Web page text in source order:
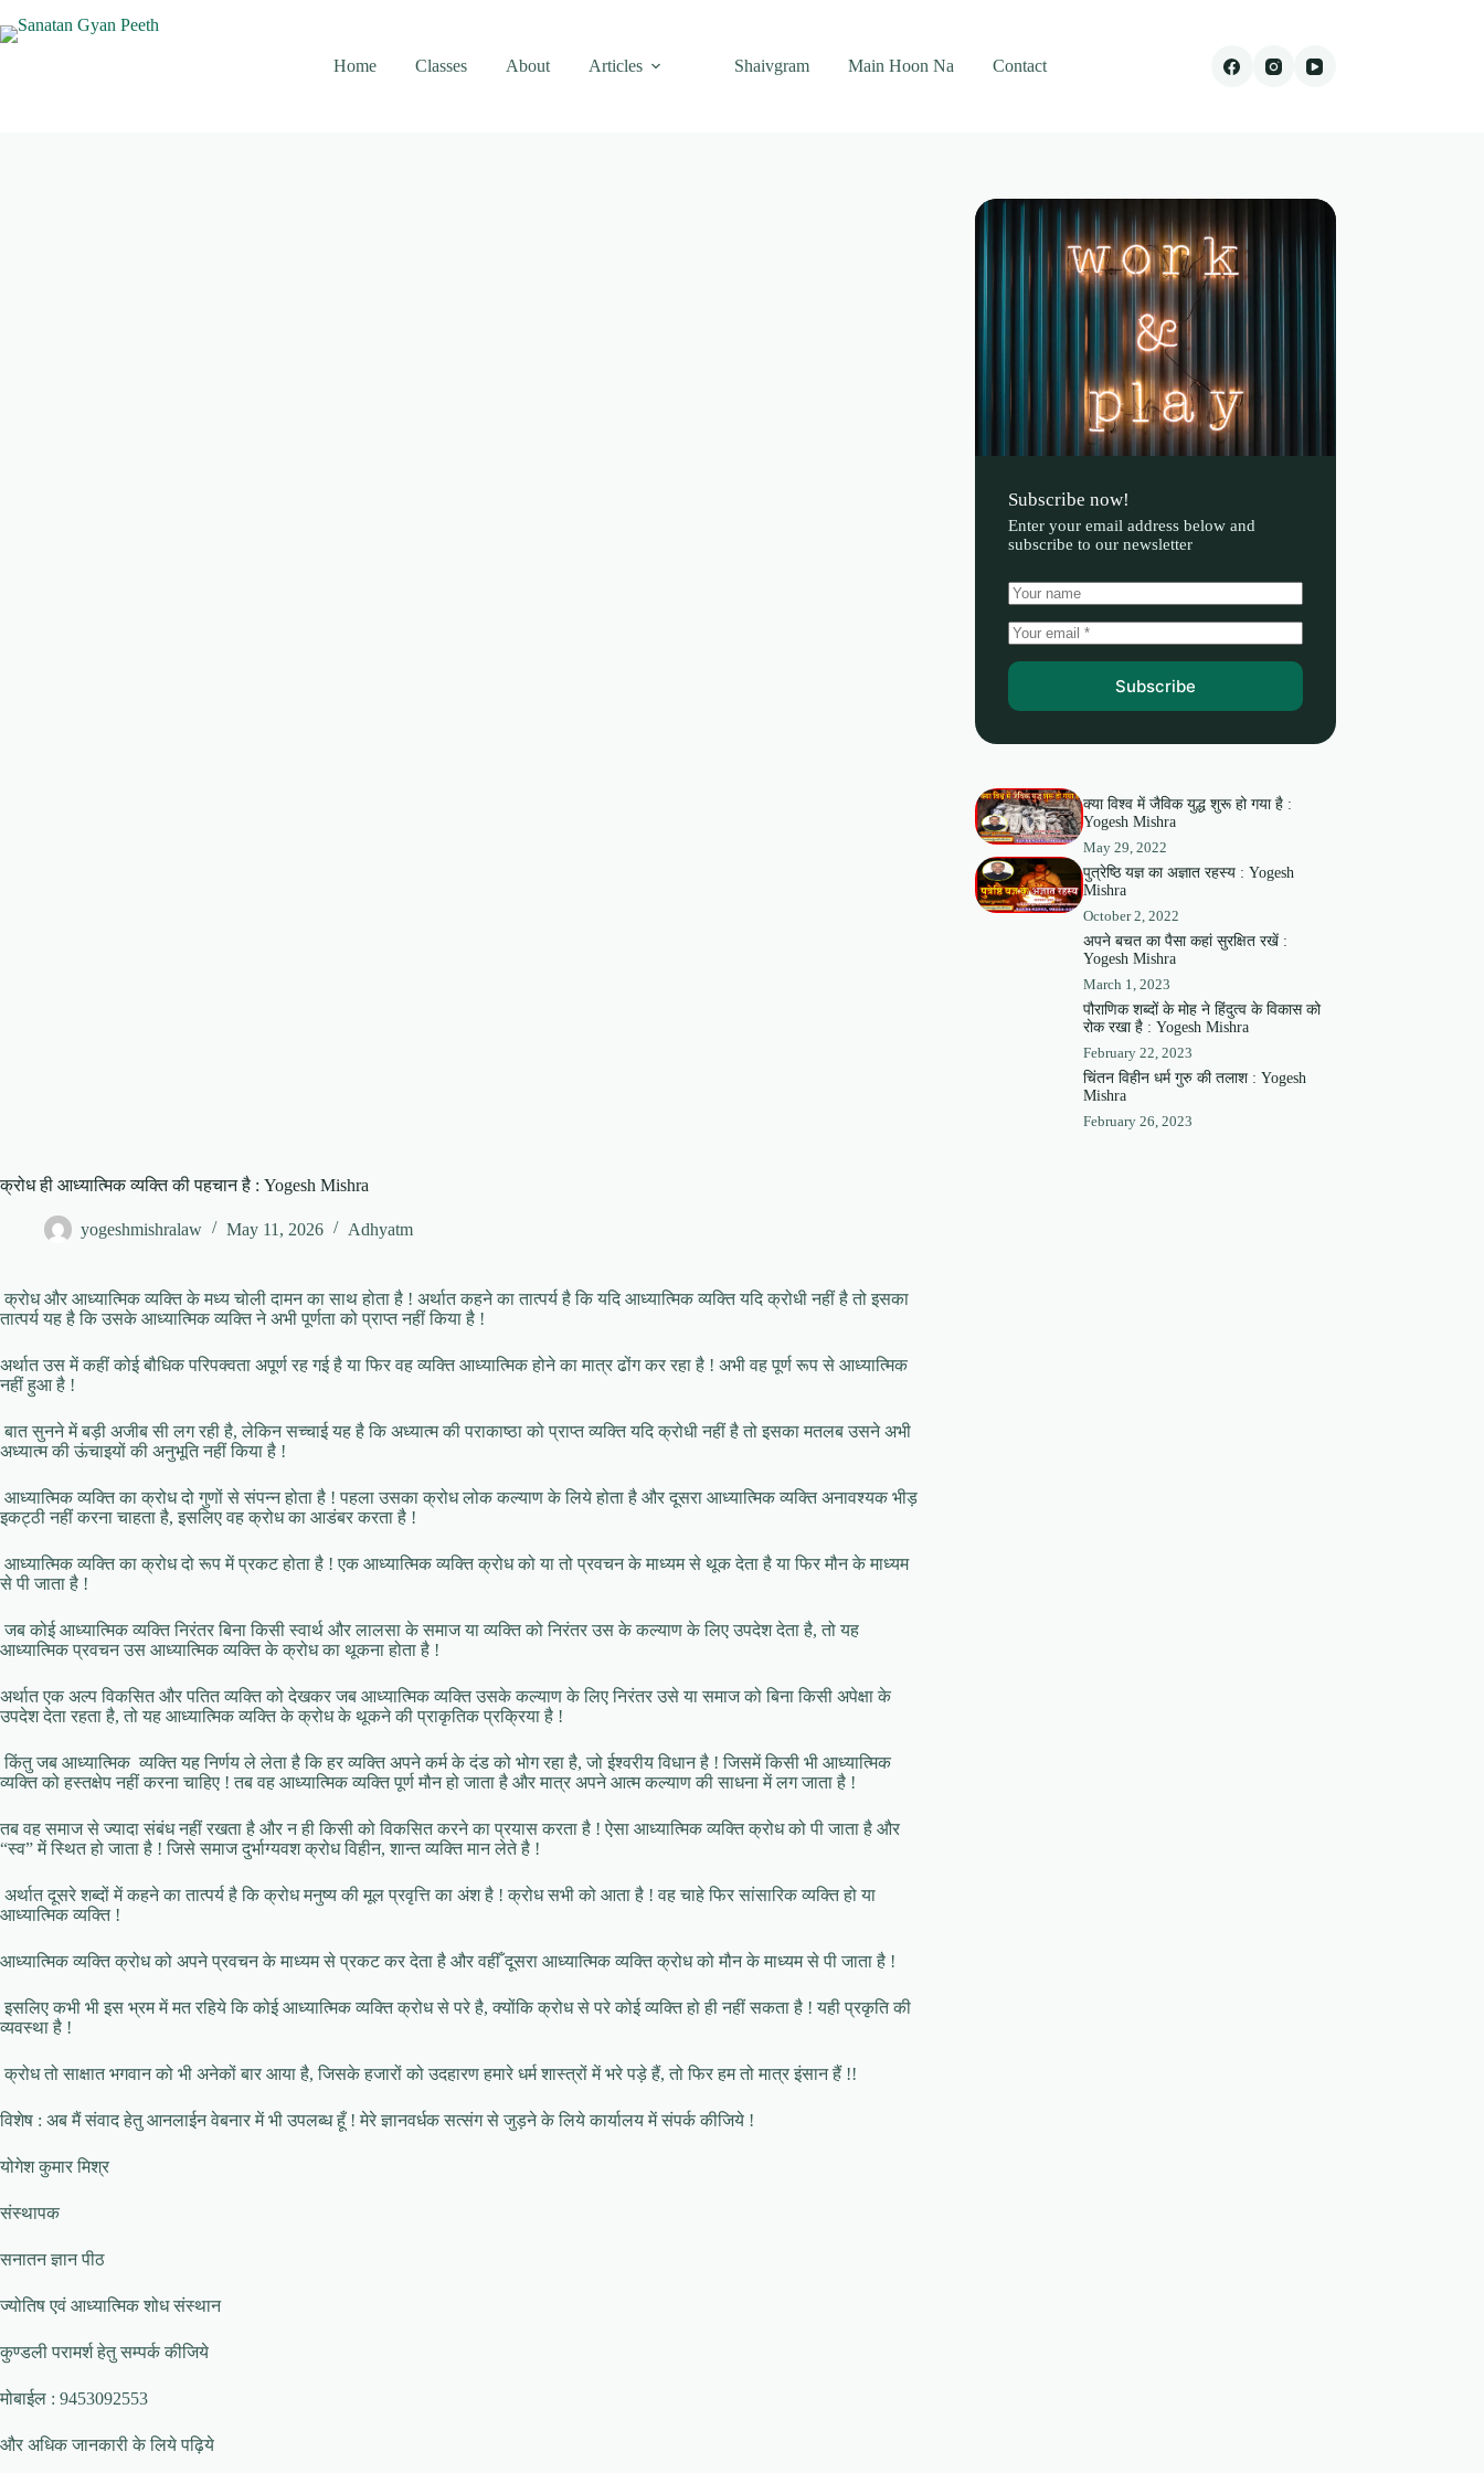
to
content
Home
Classes About Articles Shaivgram Main Hoon Na Contact
क्रोध ही आध्यात्मिक व्यक्ति की पहचान है : Yogesh Mishra
yogeshmishralaw May 11, 2026 Adhyatm
क्रोध और आध्यात्मिक व्यक्ति के मध्य चोली दामन का साथ होता है ! अर्थात कहने का तात्पर्य है कि यदि आध्यात्मिक व्यक्ति यदि क्रोधी नहीं है तो इसका
तात्पर्य यह है कि उसके आध्यात्मिक व्यक्ति ने अभी पूर्णता को प्राप्त नहीं किया है !
अर्थात उस में कहीं कोई बौधिक परिपक्वता अपूर्ण रह गई है या फिर वह व्यक्ति आध्यात्मिक होने का मात्र ढोंग कर रहा है ! अभी वह पूर्ण रूप से आध्यात्मिक
नहीं हुआ है !
बात सुनने में बड़ी अजीब सी लग रही है, लेकिन सच्चाई यह है कि अध्यात्म की पराकाष्ठा को प्राप्त व्यक्ति यदि क्रोधी नहीं है तो इसका मतलब उसने अभी
अध्यात्म की ऊंचाइयों की अनुभूति नहीं किया है !
आध्यात्मिक व्यक्ति का क्रोध दो गुणों से संपन्न होता है ! पहला उसका क्रोध लोक कल्याण के लिये होता है और दूसरा आध्यात्मिक व्यक्ति अनावश्यक भीड़
इकट्ठी नहीं करना चाहता है, इसलिए वह क्रोध का आडंबर करता है !
आध्यात्मिक व्यक्ति का क्रोध दो रूप में प्रकट होता है ! एक आध्यात्मिक व्यक्ति क्रोध को या तो प्रवचन के माध्यम से थूक देता है या फिर मौन के माध्यम
से पी जाता है !
जब कोई आध्यात्मिक व्यक्ति निरंतर बिना किसी स्वार्थ और लालसा के समाज या व्यक्ति को निरंतर उस के कल्याण के लिए उपदेश देता है, तो यह
आध्यात्मिक प्रवचन उस आध्यात्मिक व्यक्ति के क्रोध का थूकना होता है !
अर्थात एक अल्प विकसित और पतित व्यक्ति को देखकर जब आध्यात्मिक व्यक्ति उसके कल्याण के लिए निरंतर उसे या समाज को बिना किसी अपेक्षा के
उपदेश देता रहता है, तो यह आध्यात्मिक व्यक्ति के क्रोध के थूकने की प्राकृतिक प्रक्रिया है !
किंतु जब आध्यात्मिक व्यक्ति यह निर्णय ले लेता है कि हर व्यक्ति अपने कर्म के दंड को भोग रहा है, जो ईश्वरीय विधान है ! जिसमें किसी भी आध्यात्मिक
व्यक्ति को हस्तक्षेप नहीं करना चाहिए ! तब वह आध्यात्मिक व्यक्ति पूर्ण मौन हो जाता है और मात्र अपने आत्म कल्याण की साधना में लग जाता है !
तब वह समाज से ज्यादा संबंध नहीं रखता है और न ही किसी को विकसित करने का प्रयास करता है ! ऐसा आध्यात्मिक व्यक्ति क्रोध को पी जाता है और
“स्व” में स्थित हो जाता है ! जिसे समाज दुर्भाग्यवश क्रोध विहीन, शान्त व्यक्ति मान लेते है !
अर्थात दूसरे शब्दों में कहने का तात्पर्य है कि क्रोध मनुष्य की मूल प्रवृत्ति का अंश है ! क्रोध सभी को आता है ! वह चाहे फिर सांसारिक व्यक्ति हो या
आध्यात्मिक व्यक्ति !
आध्यात्मिक व्यक्ति क्रोध को अपने प्रवचन के माध्यम से प्रकट कर देता है और वहीँ दूसरा आध्यात्मिक व्यक्ति क्रोध को मौन के माध्यम से पी जाता है !
इसलिए कभी भी इस भ्रम में मत रहिये कि कोई आध्यात्मिक व्यक्ति क्रोध से परे है, क्योंकि क्रोध से परे कोई व्यक्ति हो ही नहीं सकता है ! यही प्रकृति की
व्यवस्था है !
क्रोध तो साक्षात भगवान को भी अनेकों बार आया है, जिसके हजारों को उदहारण हमारे धर्म शास्त्रों में भरे पड़े हैं, तो फिर हम तो मात्र इंसान हैं !!
विशेष : अब मैं संवाद हेतु आनलाईन वेबनार में भी उपलब्ध हूँ ! मेरे ज्ञानवर्धक सत्संग से जुड़ने के लिये कार्यालय में संपर्क कीजिये !
योगेश कुमार मिश्र
संस्थापक
सनातन ज्ञान पीठ
ज्योतिष एवं आध्यात्मिक शोध संस्थान
कुण्डली परामर्श हेतु सम्पर्क कीजिये
मोबाईल : 9453092553
और अधिक जानकारी के लिये पढ़िये
Subscribe now!
Enter your email address below and
subscribe to our newsletter
Subscribe
क्या विश्व में जैविक युद्ध शुरू हो गया है :
Yogesh Mishra
May 29, 2022
पुत्रेष्ठि यज्ञ का अज्ञात रहस्य : Yogesh
Mishra
October 2, 2022
अपने बचत का पैसा कहां सुरक्षित रखें :
Yogesh Mishra
March 1, 2023
पौराणिक शब्दों के मोह ने हिंदुत्व के विकास को
रोक रखा है : Yogesh Mishra
February 22, 2023
चिंतन विहीन धर्म गुरु की तलाश : Yogesh
Mishra
February 26, 2023